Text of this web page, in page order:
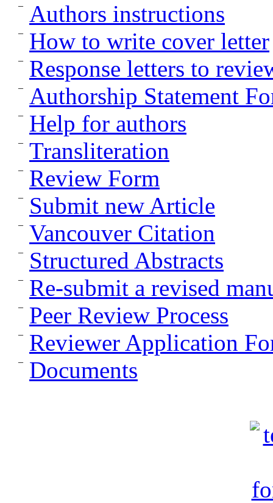
Authors instructions
How to write cover letter
Response letters to
Authorship Statement
Help for authors
Transliteration
Review Form
Submit new Article
Vancouver Citation
Structured Abstracts
Re-submit a revised
Peer Review Process
Reviewer Application
Documents